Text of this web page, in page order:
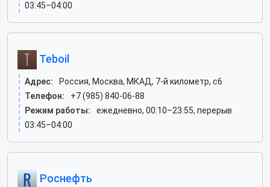
03:45–04:00
Teboil
Адрес:
Россия, Москва, МКАД, 7-й километр, с6
Телефон:
+7 (985) 840-06-88
Режим работы:
ежедневно, 00:10–23:55, перерыв
03:45–04:00
Роснефть